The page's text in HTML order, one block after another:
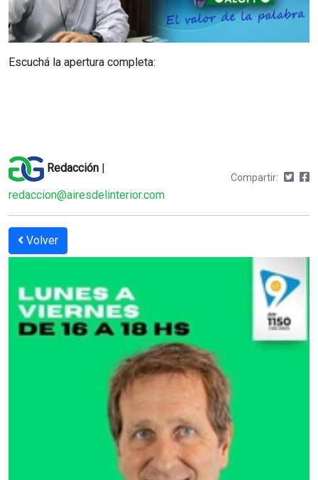
Escuchá la apertura completa:
Redacción |
redaccion@airesdelinterior.com
Compartir:
Volver